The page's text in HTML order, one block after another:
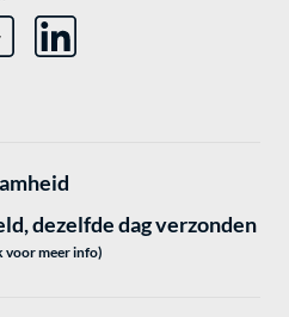
dezelfde dag verzonden
voor meer info)